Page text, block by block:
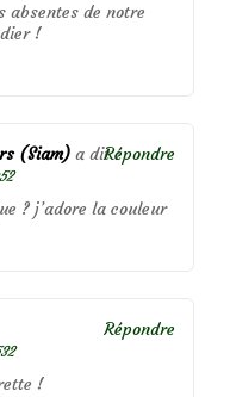
absentes de notre
!
(Siam) a dit :
? j’adore la couleur
Répondre
!
Répondre